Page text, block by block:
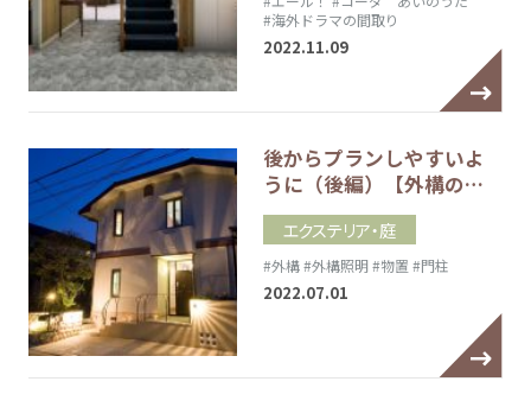
#海外ドラマの間取り
2022.11.09
後からプランしやすいよ
うに（後編）【外構の…
エクステリア・庭
#外構#外構照明 #物置 #門柱
2022.07.01